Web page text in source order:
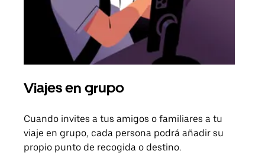
Viajes en grupo
Cuando invites a tus amigos o familiares a tu
viaje en grupo, cada persona podrá añadir su
propio punto de recogida o destino.